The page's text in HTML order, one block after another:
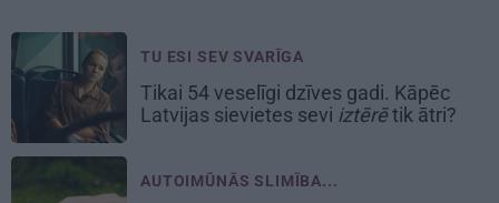
TU ESI SEV SVARĪGA
Tikai 54 veselīgi dzīves gadi. Kāpēc
Latvijas sievietes sevi iztērētik ātri?
AUTOIMŪNĀS SLIMĪBA...